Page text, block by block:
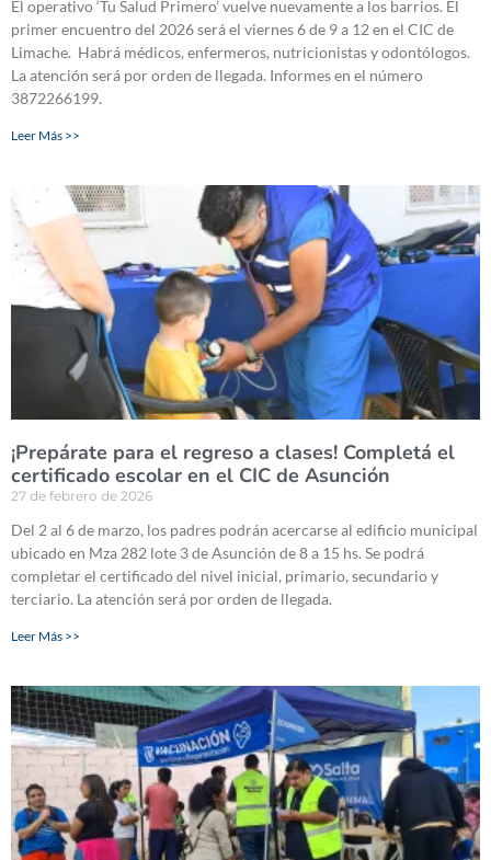
El operativo ‘Tu Salud Primero’ vuelve nuevamente a los barrios. El
primer encuentro del 2026 será el viernes 6 de 9 a 12 en el CIC de
Limache. Habrá médicos, enfermeros, nutricionistas y odontólogos.
La atención será por orden de llegada. Informes en el número
3872266199.
Leer Más >>
¡Prepárate para el regreso a clases! Completá el
certificado escolar en el CIC de Asunción
27 de febrero de 2026
Del 2 al 6 de marzo, los padres podrán acercarse al edificio municipal
ubicado en Mza 282 lote 3 de Asunción de 8 a 15 hs. Se podrá
completar el certificado del nivel inicial, primario, secundario y
terciario. La atención será por orden de llegada.
Leer Más >>